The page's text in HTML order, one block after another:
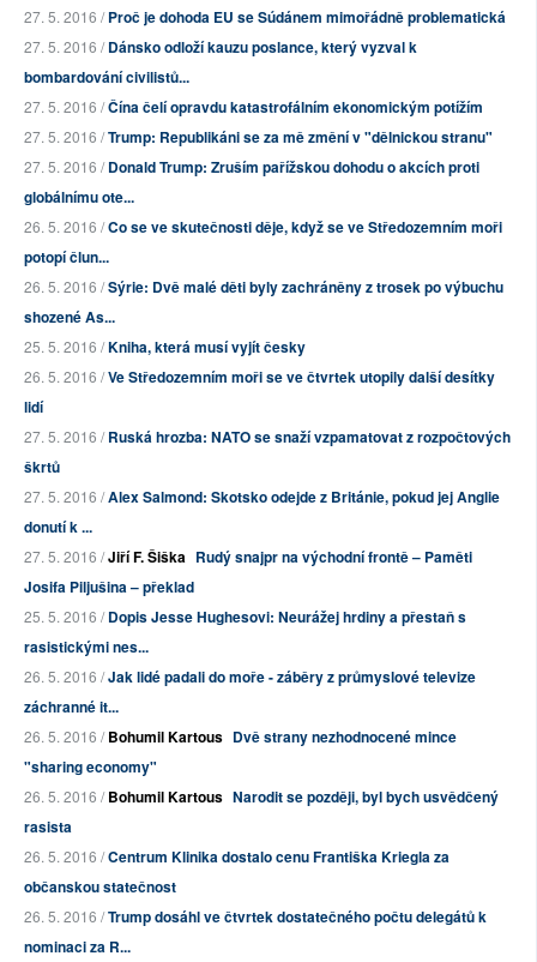
27. 5. 2016 /Proč je dohoda EU se Súdánem mimořádně problematická
27. 5. 2016 /Dánsko odloží kauzu poslance, který vyzval k
bombardování civilistů...
27. 5. 2016 /Čína čelí opravdu katastrofálním ekonomickým potížím
27. 5. 2016 /Trump: Republikáni se za mě změní v "dělnickou stranu"
27. 5. 2016 /Donald Trump: Zruším pařížskou dohodu o akcích proti
globálnímu ote...
26. 5. 2016 /Co se ve skutečnosti děje, když se ve Středozemním moři
potopí člun...
26. 5. 2016 /Sýrie: Dvě malé děti byly zachráněny z trosek po výbuchu
shozené As...
25. 5. 2016 /Kniha, která musí vyjít česky
26. 5. 2016 /Ve Středozemním moři se ve čtvrtek utopily další desítky
lidí
27. 5. 2016 /Ruská hrozba: NATO se snaží vzpamatovat z rozpočtových
škrtů
27. 5. 2016 /Alex Salmond: Skotsko odejde z Británie, pokud jej Anglie
donutí k ...
27. 5. 2016 /Jiří F. Šiška Rudý snajpr na východní frontě – Paměti
Josifa Piljušina – překlad
25. 5. 2016 /Dopis Jesse Hughesovi: Neurážej hrdiny a přestaň s
rasistickými nes...
26. 5. 2016 /Jak lidé padali do moře - záběry z průmyslové televize
záchranné it...
26. 5. 2016 /Bohumil Kartous Dvě strany nezhodnocené mince
"sharing economy"
26. 5. 2016 /Bohumil Kartous Narodit se později, byl bych usvědčený
rasista
26. 5. 2016 /Centrum Klinika dostalo cenu Františka Kriegla za
občanskou statečnost
26. 5. 2016 /Trump dosáhl ve čtvrtek dostatečného počtu delegátů k
nominaci za R...